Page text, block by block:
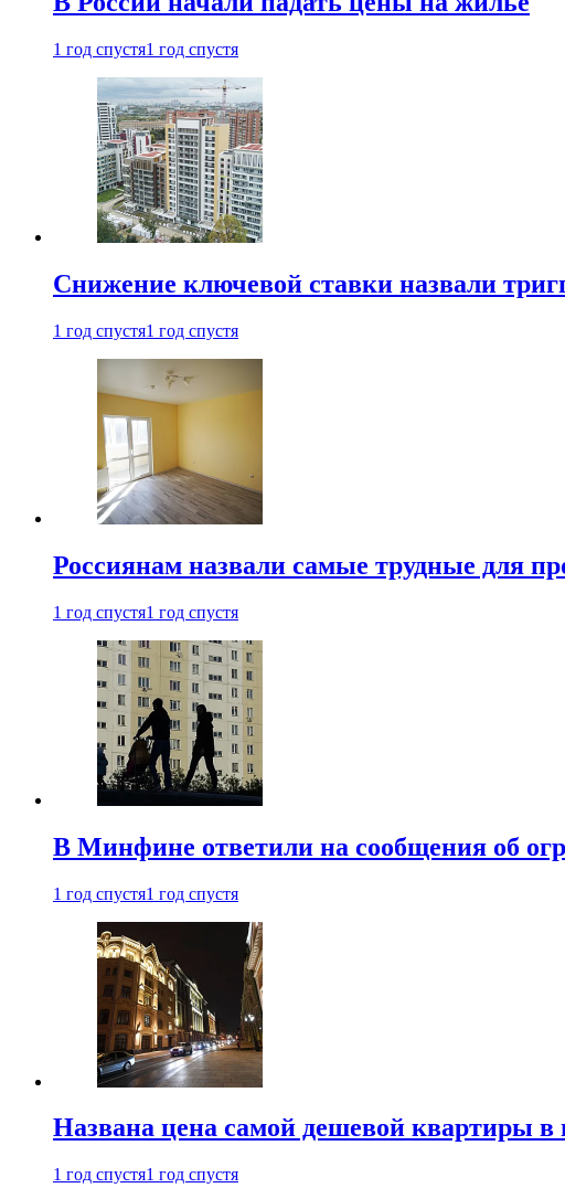
1 год спустя1 год спустя
Снижение ключевой ставки назвали
1 год спустя1 год спустя
Россиянам назвали самые трудные для
1 год спустя1 год спустя
В Минфине ответили на сообщения об
1 год спустя1 год спустя
Названа цена самой дешевой квартиры
1 год спустя1 год спустя